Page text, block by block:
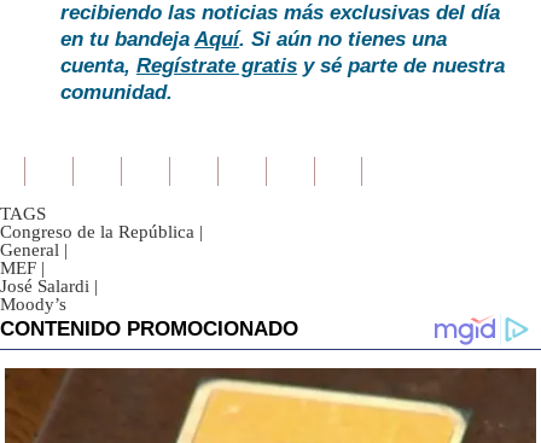
recibiendo las noticias más exclusivas del día
en tu bandejaAquí. Si aún no tienes una
cuenta, Regístrate gratis y sé parte de nuestra
comunidad.
TAGS
Congreso de la República |
General |
MEF |
José Salardi |
Moody’s